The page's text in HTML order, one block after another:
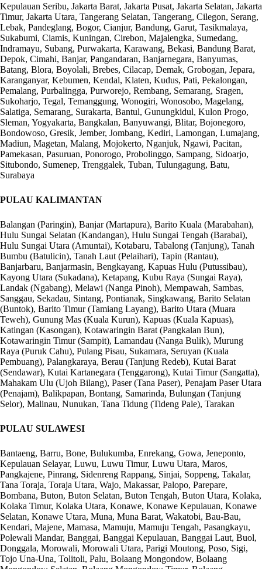
Kepulauan Seribu, Jakarta Barat, Jakarta Pusat, Jakarta Selatan, Jakarta
Timur, Jakarta Utara, Tangerang Selatan, Tangerang, Cilegon, Serang,
Lebak, Pandeglang, Bogor, Cianjur, Bandung, Garut, Tasikmalaya,
Sukabumi, Ciamis, Kuningan, Cirebon, Majalengka, Sumedang,
Indramayu, Subang, Purwakarta, Karawang, Bekasi, Bandung Barat,
Depok, Cimahi, Banjar, Pangandaran, Banjarnegara, Banyumas,
Batang, Blora, Boyolali, Brebes, Cilacap, Demak, Grobogan, Jepara,
Karanganyar, Kebumen, Kendal, Klaten, Kudus, Pati, Pekalongan,
Pemalang, Purbalingga, Purworejo, Rembang, Semarang, Sragen,
Sukoharjo, Tegal, Temanggung, Wonogiri, Wonosobo, Magelang,
Salatiga, Semarang, Surakarta, Bantul, Gunungkidul, Kulon Progo,
Sleman, Yogyakarta, Bangkalan, Banyuwangi, Blitar, Bojonegoro,
Bondowoso, Gresik, Jember, Jombang, Kediri, Lamongan, Lumajang,
Madiun, Magetan, Malang, Mojokerto, Nganjuk, Ngawi, Pacitan,
Pamekasan, Pasuruan, Ponorogo, Probolinggo, Sampang, Sidoarjo,
Situbondo, Sumenep, Trenggalek, Tuban, Tulungagung, Batu,
Surabaya
PULAU KALIMANTAN
Balangan (Paringin), Banjar (Martapura), Barito Kuala (Marabahan),
Hulu Sungai Selatan (Kandangan), Hulu Sungai Tengah (Barabai),
Hulu Sungai Utara (Amuntai), Kotabaru, Tabalong (Tanjung), Tanah
Bumbu (Batulicin), Tanah Laut (Pelaihari), Tapin (Rantau),
Banjarbaru, Banjarmasin, Bengkayang, Kapuas Hulu (Putussibau),
Kayong Utara (Sukadana), Ketapang, Kubu Raya (Sungai Raya),
Landak (Ngabang), Melawi (Nanga Pinoh), Mempawah, Sambas,
Sanggau, Sekadau, Sintang, Pontianak, Singkawang, Barito Selatan
(Buntok), Barito Timur (Tamiang Layang), Barito Utara (Muara
Teweh), Gunung Mas (Kuala Kurun), Kapuas (Kuala Kapuas),
Katingan (Kasongan), Kotawaringin Barat (Pangkalan Bun),
Kotawaringin Timur (Sampit), Lamandau (Nanga Bulik), Murung
Raya (Puruk Cahu), Pulang Pisau, Sukamara, Seruyan (Kuala
Pembuang), Palangkaraya, Berau (Tanjung Redeb), Kutai Barat
(Sendawar), Kutai Kartanegara (Tenggarong), Kutai Timur (Sangatta),
Mahakam Ulu (Ujoh Bilang), Paser (Tana Paser), Penajam Paser Utara
(Penajam), Balikpapan, Bontang, Samarinda, Bulungan (Tanjung
Selor), Malinau, Nunukan, Tana Tidung (Tideng Pale), Tarakan
PULAU SULAWESI
Bantaeng, Barru, Bone, Bulukumba, Enrekang, Gowa, Jeneponto,
Kepulauan Selayar, Luwu, Luwu Timur, Luwu Utara, Maros,
Pangkajene, Pinrang, Sidenreng Rappang, Sinjai, Soppeng, Takalar,
Tana Toraja, Toraja Utara, Wajo, Makassar, Palopo, Parepare,
Bombana, Buton, Buton Selatan, Buton Tengah, Buton Utara, Kolaka,
Kolaka Timur, Kolaka Utara, Konawe, Konawe Kepulauan, Konawe
Selatan, Konawe Utara, Muna, Muna Barat, Wakatobi, Bau-Bau,
Kendari, Majene, Mamasa, Mamuju, Mamuju Tengah, Pasangkayu,
Polewali Mandar, Banggai, Banggai Kepulauan, Banggai Laut, Buol,
Donggala, Morowali, Morowali Utara, Parigi Moutong, Poso, Sigi,
Tojo Una-Una, Tolitoli, Palu, Bolaang Mongondow, Bolaang